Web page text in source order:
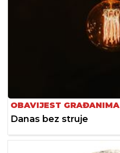
OBAVIJEST GRAĐANIMA
Danas bez struje